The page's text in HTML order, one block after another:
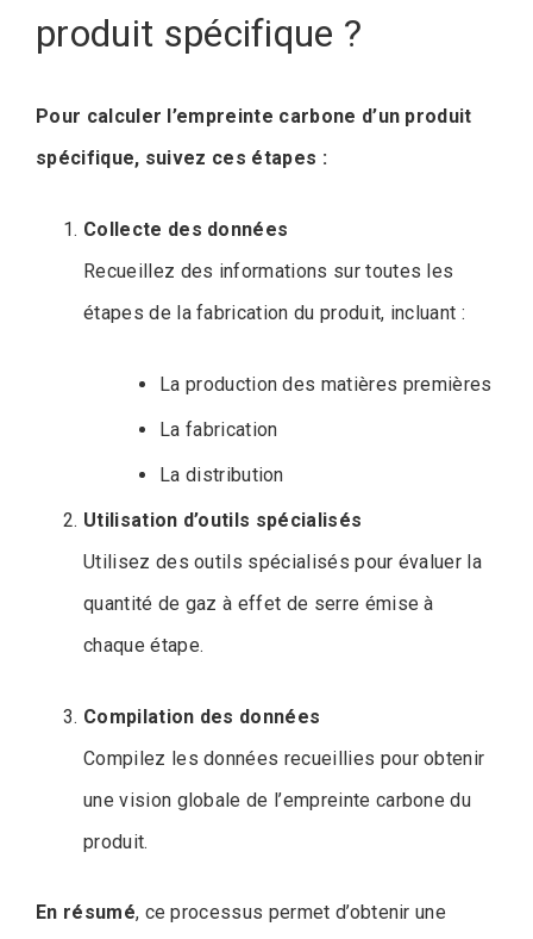
produit spécifique ?
Pour calculer l’empreinte carbone d’un produit
spécifique, suivez ces étapes :
Collecte des données
Recueillez des informations sur toutes les
étapes de la fabrication du produit, incluant :
La production des matières premières
La fabrication
La distribution
Utilisation d’outils spécialisés
Utilisez des outils spécialisés pour évaluer la
quantité de gaz à effet de serre émise à
chaque étape.
Compilation des données
Compilez les données recueillies pour obtenir
une vision globale de l’empreinte carbone du
produit.
En résumé, ce processus permet d’obtenir une